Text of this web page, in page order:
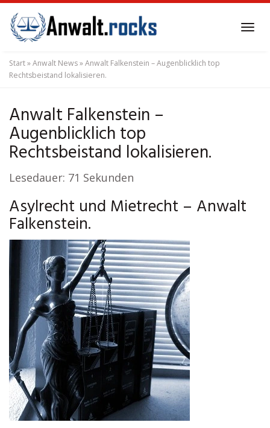
to
main
content
Start»Anwalt News»Anwalt Falkenstein – Augenblicklich top
Rechtsbeistand lokalisieren.
Anwalt Falkenstein –
Augenblicklich top
Rechtsbeistand lokalisieren.
Lesedauer: 71 Sekunden
Asylrecht und Mietrecht – Anwalt
Falkenstein.